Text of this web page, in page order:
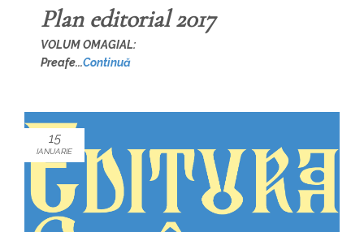
Plan editorial 2017
VOLUM OMAGIAL:
Preafe...Continuă
15
IANUARIE